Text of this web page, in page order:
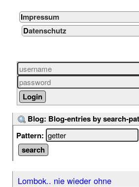
Impressum
Datenschutz
Blog: Blog-entries by search-
Pattern:
Lombok.. nie wieder ohne